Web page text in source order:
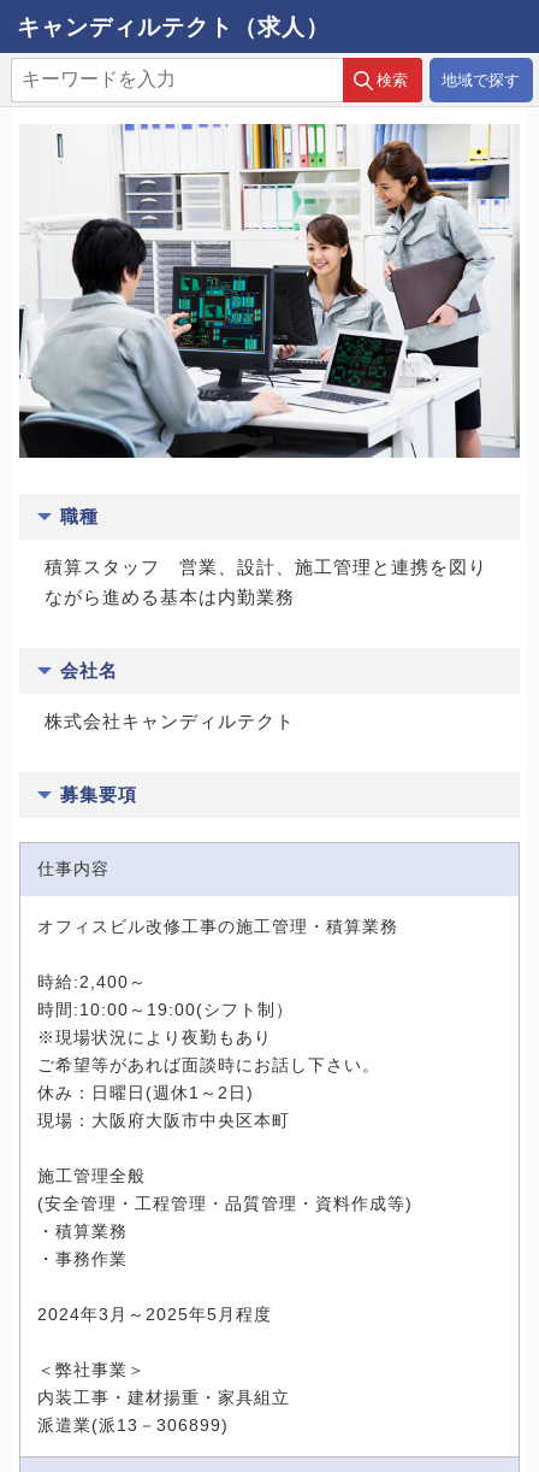
キャンディルテクト（求人）
地域で探す
職種
積算スタッフ 営業、設計、施工管理と連携を図り
ながら進める基本は内勤業務
会社名
株式会社キャンディルテクト
募集要項
仕事内容
オフィスビル改修工事の施工管理・積算業務
時給:2,400～
時間:10:00～19:00(シフト制）
※現場状況により夜勤もあり
ご希望等があれば面談時にお話し下さい。
休み：日曜日(週休1～2日)
現場：大阪府大阪市中央区本町
施工管理全般
(安全管理・工程管理・品質管理・資料作成等)
・積算業務
・事務作業
2024年3月～2025年5月程度
＜弊社事業＞
内装工事・建材揚重・家具組立
派遣業(派13－306899)